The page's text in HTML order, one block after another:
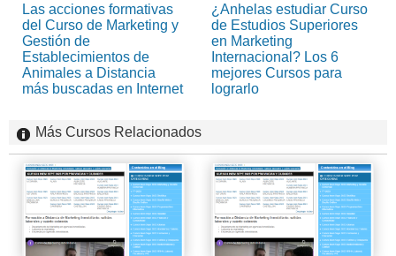
Las acciones formativas
del Curso de Marketing y
Gestión de
Establecimientos de
Animales a Distancia
más buscadas en Internet
¿Anhelas estudiar Curso
de Estudios Superiores
en Marketing
Internacional? Los 6
mejores Cursos para
lograrlo
Más Cursos Relacionados